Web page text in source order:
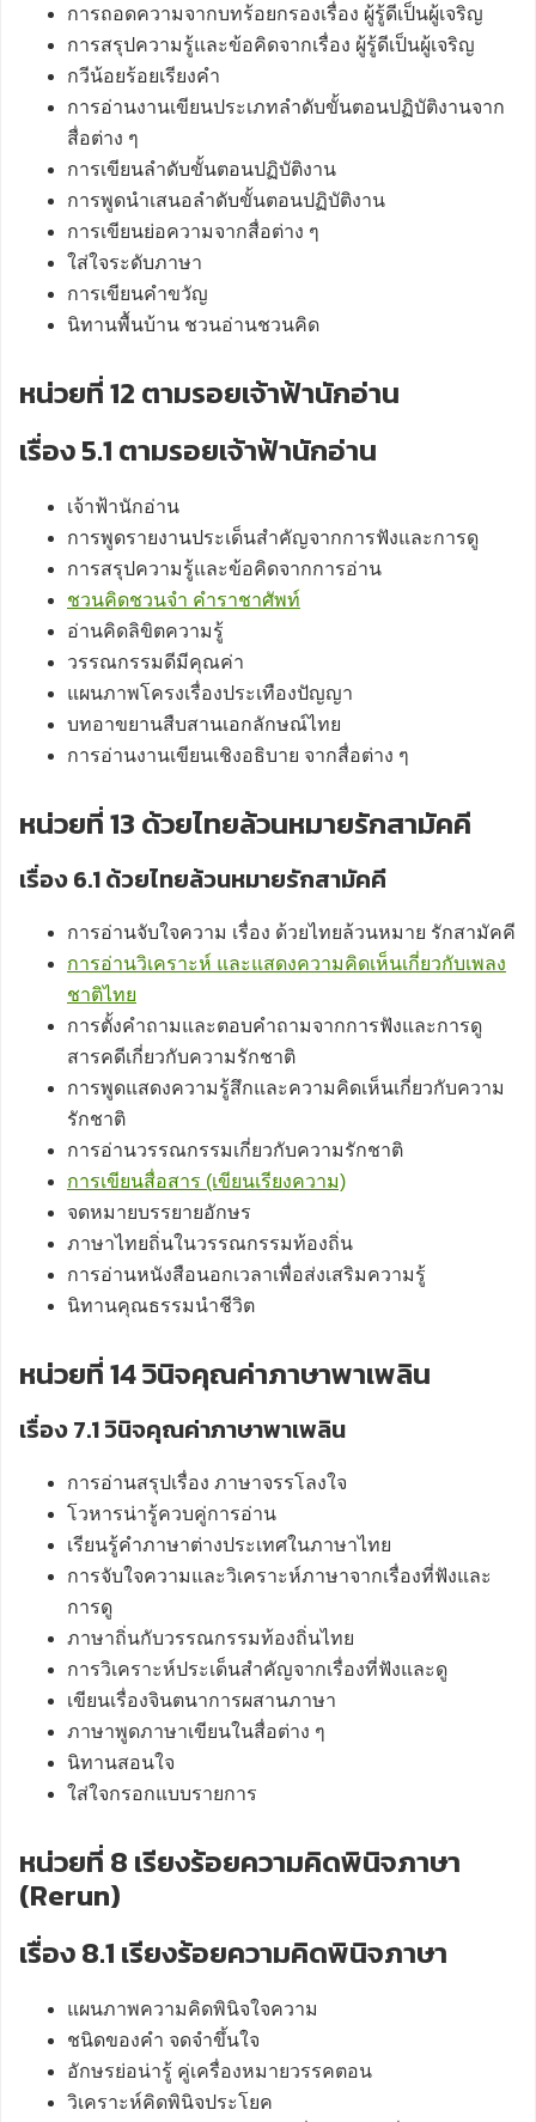
การถอดความจากบทร้อยกรองเรื่อง ผู้รู้ดีเป็นผู้เจริญ
การสรุปความรู้และข้อคิดจากเรื่อง ผู้รู้ดีเป็นผู้เจริญ
กวีน้อยร้อยเรียงคำ
การอ่านงานเขียนประเภทลำดับขั้นตอนปฏิบัติงานจาก
สื่อต่าง ๆ
การเขียนลำดับขั้นตอนปฏิบัติงาน
การพูดนำเสนอลำดับขั้นตอนปฏิบัติงาน
การเขียนย่อความจากสื่อต่าง ๆ
ใส่ใจระดับภาษา
การเขียนคำขวัญ
นิทานพื้นบ้าน ชวนอ่านชวนคิด
หน่วยที่ 12 ตามรอยเจ้าฟ้านักอ่าน
เรื่อง 5.1 ตามรอยเจ้าฟ้านักอ่าน
เจ้าฟ้านักอ่าน
การพูดรายงานประเด็นสำคัญจากการฟังและการดู
การสรุปความรู้และข้อคิดจากการอ่าน
ชวนคิดชวนจำ คำราชาศัพท์
อ่านคิดลิขิตความรู้
วรรณกรรมดีมีคุณค่า
แผนภาพโครงเรื่องประเทืองปัญญา
บทอาขยานสืบสานเอกลักษณ์ไทย
การอ่านงานเขียนเชิงอธิบาย จากสื่อต่าง ๆ
หน่วยที่ 13 ด้วยไทยล้วนหมายรักสามัคคี
เรื่อง 6.1 ด้วยไทยล้วนหมายรักสามัคคี
การอ่านจับใจความ เรื่อง ด้วยไทยล้วนหมาย รักสามัคคี
การอ่านวิเคราะห์ และแสดงความคิดเห็นเกี่ยวกับเพลง
ชาติไทย
การตั้งคำถามและตอบคำถามจากการฟังและการดู
สารคดีเกี่ยวกับความรักชาติ
การพูดแสดงความรู้สึกและความคิดเห็นเกี่ยวกับความ
รักชาติ
การอ่านวรรณกรรมเกี่ยวกับความรักชาติ
การเขียนสื่อสาร (เขียนเรียงความ)
จดหมายบรรยายอักษร
ภาษาไทยถิ่นในวรรณกรรมท้องถิ่น
การอ่านหนังสือนอกเวลาเพื่อส่งเสริมความรู้
นิทานคุณธรรมนำชีวิต
หน่วยที่ 14 วินิจคุณค่าภาษาพาเพลิน
เรื่อง 7.1 วินิจคุณค่าภาษาพาเพลิน
การอ่านสรุปเรื่อง ภาษาจรรโลงใจ
โวหารน่ารู้ควบคู่การอ่าน
เรียนรู้คำภาษาต่างประเทศในภาษาไทย
การจับใจความและวิเคราะห์ภาษาจากเรื่องที่ฟังและ
การดู
ภาษาถิ่นกับวรรณกรรมท้องถิ่นไทย
การวิเคราะห์ประเด็นสำคัญจากเรื่องที่ฟังและดู
เขียนเรื่องจินตนาการผสานภาษา
ภาษาพูดภาษาเขียนในสื่อต่าง ๆ
นิทานสอนใจ
ใส่ใจกรอกแบบรายการ
หน่วยที่ 8 เรียงร้อยความคิดพินิจภาษา
(Rerun)
เรื่อง 8.1 เรียงร้อยความคิดพินิจภาษา
แผนภาพความคิดพินิจใจความ
ชนิดของคำ จดจำขึ้นใจ
อักษรย่อน่ารู้ คู่เครื่องหมายวรรคตอน
วิเคราะห์คิดพินิจประโยค